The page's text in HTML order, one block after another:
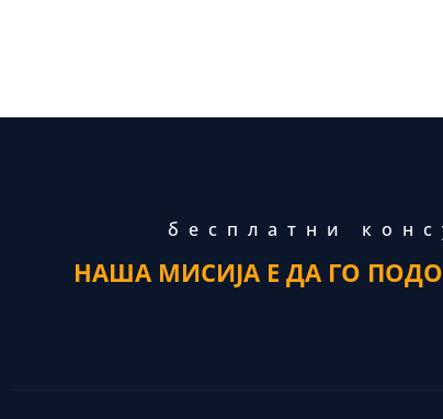
бесплатни
НАША МИСИЈА Е ДА ГО